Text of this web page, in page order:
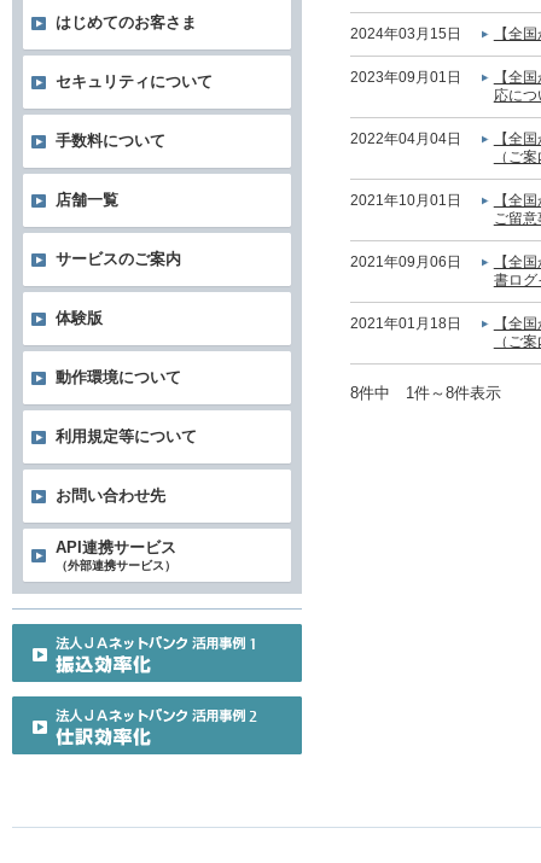
2024年03月15日 【全
2023年09月01日
【全
応に
2022年04月04日
【全
（ご
2021年10月01日
【全
ご留
2021年09月06日
【全
書ログ
2021年01月18日
【全
（ご
8件中 1件～8件表示
はじめてのお客さま
セキュリティについて
手数料について
店舗一覧
サービスのご案内
体験版
動作環境について
利用規定等について
お問い合わせ先
API連携サービス
（外部連携サービス）